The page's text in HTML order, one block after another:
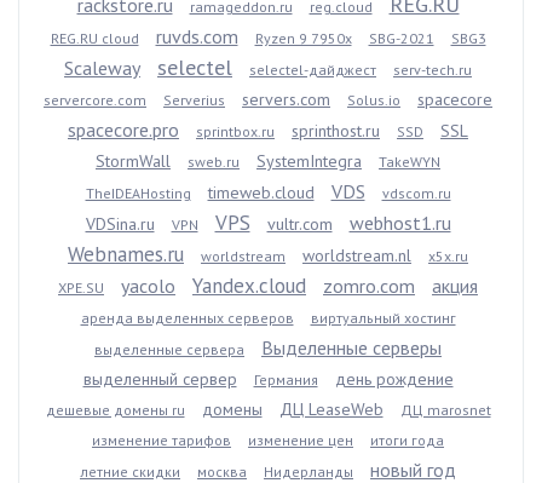
ramageddon.ru reg.cloud
REG.RU cloud ruvds.com Ryzen 9 7950x SBG-2021 SBG3
Scaleway selectel selectel-дайджест
serv-tech.ru
servercore.com
Serverius servers.com Solus.io spacecore
spacecore.pro sprintbox.ru sprinthost.ru SSD
SSL
StormWall
sweb.ru SystemIntegra
TakeWYN
TheIDEAHosting
timeweb.cloud VDS vdscom.ru
VDSina.ru VPN VPS vultr.com webhost1.ru
Webnames.ru worldstream worldstream.nl
x5x.ru
XPE.SU
yacolo Yandex.cloud zomro.com акция
аренда выделенных серверов
виртуальный хостинг
выделенные сервера
Выделенные серверы
выделенный сервер Германия день рождение
дешевые домены ru домены ДЦ LeaseWeb
ДЦ marosnet
изменение тарифов
изменение цен
итоги года
летние скидки
москва Нидерланды новый год